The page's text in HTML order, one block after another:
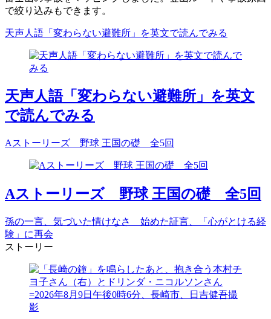
で絞り込みもできます。
天声人語「変わらない避難所」を英文で読んでみる
天声人語「変わらない避難所」を英文
で読んでみる
Aストーリーズ 野球 王国の礎 全5回
Aストーリーズ 野球 王国の礎 全5回
孫の一言、気づいた情けなさ 始めた証言、「心がとける経
験」に再会
ストーリー